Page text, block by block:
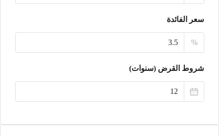
22
سعر الفائدة
%
شروط القرض (سنوات)